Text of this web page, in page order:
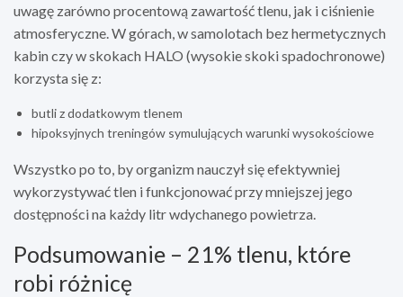
uwagę zarówno procentową zawartość tlenu, jak i ciśnienie
atmosferyczne. W górach, w samolotach bez hermetycznych
kabin czy w skokach HALO (wysokie skoki spadochronowe)
korzysta się z:
butli z dodatkowym tlenem
hipoksyjnych treningów symulujących warunki wysokościowe
Wszystko po to, by organizm nauczył się efektywniej
wykorzystywać tlen i funkcjonować przy mniejszej jego
dostępności na każdy litr wdychanego powietrza.
Podsumowanie – 21% tlenu, które
robi różnicę